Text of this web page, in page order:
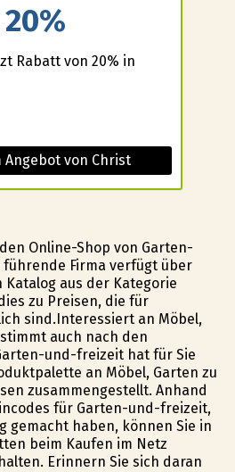
20%
Rabatt von 20% in
Angebot von Christ
Online-Shop von Garten-
Firma verfügt über
aus der Kategorie
zu Preisen, die für
sind.Interessiert an Möbel,
auch nach den
und-freizeit hat für Sie
an Möbel, Garten zu
zusammengestellt. Anhand
für Garten-und-freizeit,
gemacht haben, können Sie in
beim Kaufen im Netz
Erinnern Sie sich daran